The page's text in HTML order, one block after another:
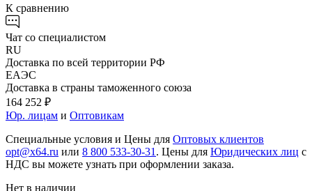
К сравнению
Чат со специалистом
RU
Доставка по всей территории РФ
ЕАЭС
Доставка в страны таможенного союза
164 252 ₽
Юр. лицам и Оптовикам
Специальные условия и Цены для Оптовых клиентов
opt@x64.ru или 8 800 533-30-31 . Цены для Юридических лиц с
НДС вы можете узнать при оформлении заказа.
Нет в наличии